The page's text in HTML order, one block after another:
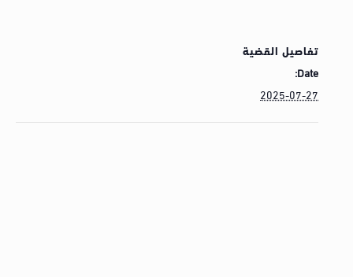
تفاصيل القضية
Date:
2025-07-27